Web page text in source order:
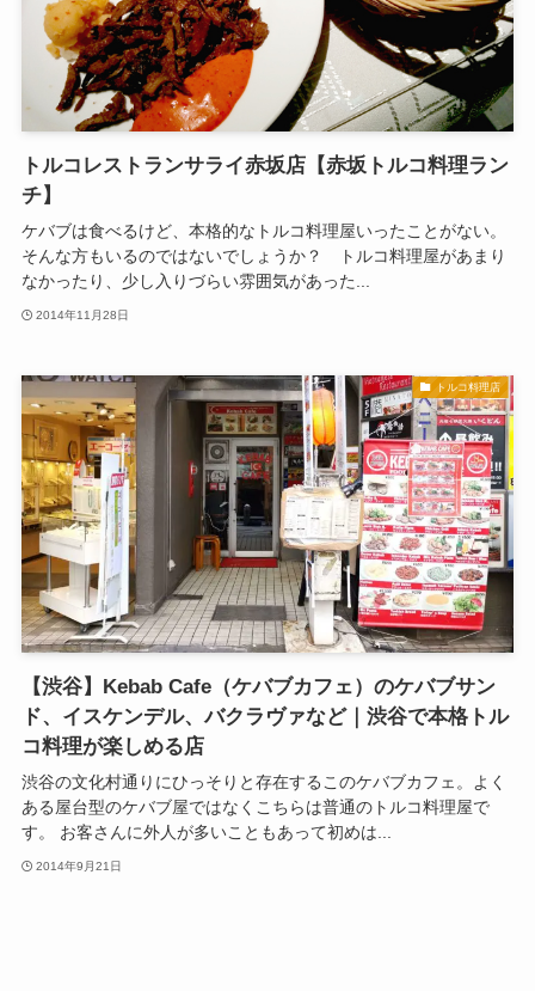
トルコレストランサライ赤坂店【赤坂トルコ料理ラン
チ】
ケバブは食べるけど、本格的なトルコ料理屋いったことがない。
そんな方もいるのではないでしょうか？ トルコ料理屋があまり
なかったり、少し入りづらい雰囲気があった...
2014年11月28日
トルコ料理店
【渋谷】Kebab Cafe（ケバブカフェ）のケバブサン
ド、イスケンデル、バクラヴァなど｜渋谷で本格トル
コ料理が楽しめる店
渋谷の文化村通りにひっそりと存在するこのケバブカフェ。よく
ある屋台型のケバブ屋ではなくこちらは普通のトルコ料理屋で
す。 お客さんに外人が多いこともあって初めは...
2014年9月21日